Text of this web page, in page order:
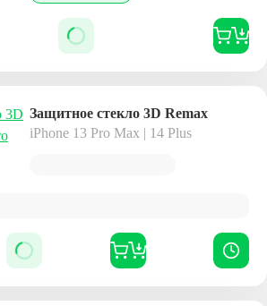
Защитное стекло 3D Remax
iPhone 13 Pro Max | 14 Plus